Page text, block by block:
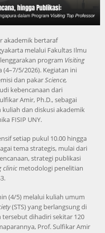
akademik bertaraf
melalui Fakultas Ilmu
program Visiting
5/2026). Kegiatan ini
dan pakarScience,
kebencanaan dari
Amir, Ph.D., sebagai
dan diskusi akademik
FISIP UNY.
setiap pukul 10.00 hingga
tema strategis, mulai dari
strategi publikasi
clinic metodologi penelitian
(4/5) melalui kuliah umum
(STS) yang berlangsung di
tersebut dihadiri sekitar 120
Prof. Sulfikar Amir